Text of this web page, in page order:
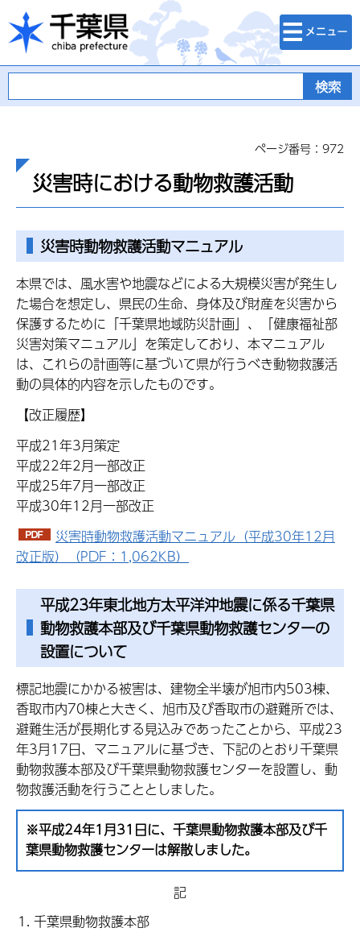
千葉県
検索・メニュ
ー
ページ番号：972
災害時における動物救護活動
災害時動物救護活動マニュアル
本県では、風水害や地震などによる大規模災害が発生し
た場合を想定し、県民の生命、身体及び財産を災害から
保護するために「千葉県地域防災計画」、「健康福祉部
災害対策マニュアル」を策定しており、本マニュアル
は、これらの計画等に基づいて県が行うべき動物救護活
動の具体的内容を示したものです。
【改正履歴】
平成21年3月策定
平成22年2月一部改正
平成25年7月一部改正
平成30年12月一部改正
災害時動物救護活動マニュアル（平成30年12月
改正版）（PDF：1,062KB）
平成23年東北地方太平洋沖地震に係る千葉県
動物救護本部及び千葉県動物救護センターの
設置について
標記地震にかかる被害は、建物全半壊が旭市内503棟、
香取市内70棟と大きく、旭市及び香取市の避難所では、
避難生活が長期化する見込みであったことから、平成23
年3月17日、マニュアルに基づき、下記のとおり千葉県
動物救護本部及び千葉県動物救護センターを設置し、動
物救護活動を行うこととしました。
※平成24年1月31日に、千葉県動物救護本部及び千
葉県動物救護センターは解散しました。
記
千葉県動物救護本部